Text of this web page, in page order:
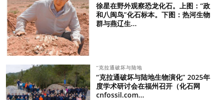
徐星在野外观察恐龙化石。上图：“政
和八闽鸟”化石标本。下图：热河生物
群与燕辽生...
“克拉通破坏与陆地
“克拉通破坏与陆地生物演化” 2025年
度学术研讨会在福州召开（化石网
cnfossil.com...